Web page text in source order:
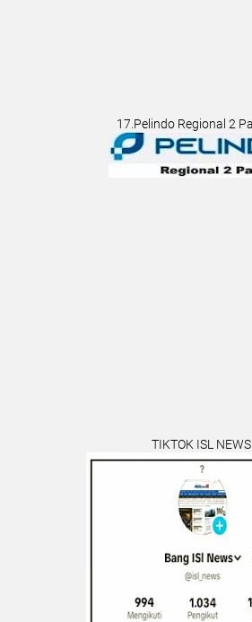
17.Pelindo Regional 2
TIKTOK ISL NEWS